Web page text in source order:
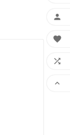



